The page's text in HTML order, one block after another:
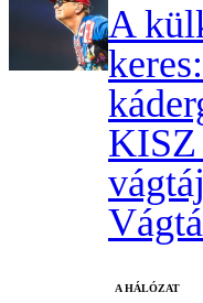
A
A HÁLÓZAT